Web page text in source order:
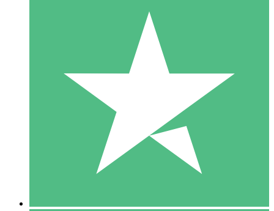
Individuele Creditpakketten
Betaal per gebruik met downloadtegoeden. Geen maandelijkse
1000